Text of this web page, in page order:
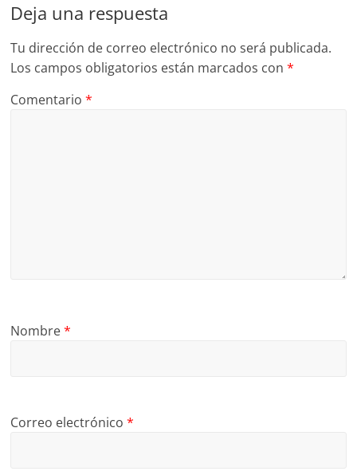
Deja una respuesta
Tu dirección de correo electrónico no será publicada.
Los campos obligatorios están marcados con*
Comentario*
Nombre*
Correo electrónico*